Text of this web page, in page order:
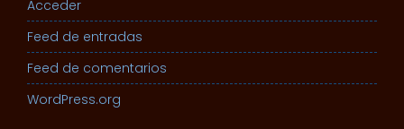
Acceder
Feed de entradas
Feed de comentarios
WordPress.org